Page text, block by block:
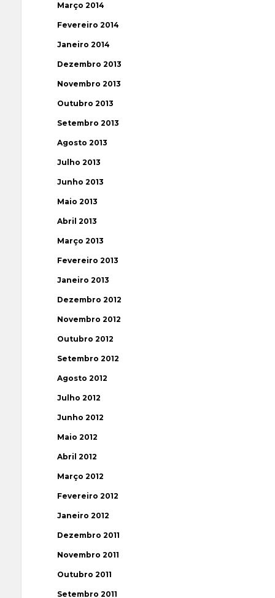
Março 2014
Fevereiro 2014
Janeiro 2014
Dezembro 2013
Novembro 2013
Outubro 2013
Setembro 2013
Agosto 2013
Julho 2013
Junho 2013
Maio 2013
Abril 2013
Março 2013
Fevereiro 2013
Janeiro 2013
Dezembro 2012
Novembro 2012
Outubro 2012
Setembro 2012
Agosto 2012
Julho 2012
Junho 2012
Maio 2012
Abril 2012
Março 2012
Fevereiro 2012
Janeiro 2012
Dezembro 2011
Novembro 2011
Outubro 2011
Setembro 2011